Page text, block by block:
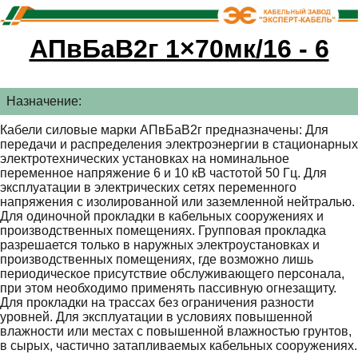
АПвБаВ2г 1×70мк/16 - 6
Назначение:
Кабели силовые марки АПвБаВ2г предназначены: Для
передачи и распределения электроэнергии в стационарных
электротехнических установках на номинальное
переменное напряжение 6 и 10 кВ частотой 50 Гц. Для
эксплуатации в электрических сетях переменного
напряжения с изолированной или заземленной нейтралью.
Для одиночной прокладки в кабельных сооружениях и
производственных помещениях. Групповая прокладка
разрешается только в наружных электроустановках и
производственных помещениях, где возможно лишь
периодическое присутствие обслуживающего персонала,
при этом необходимо применять пассивную огнезащиту.
Для прокладки на трассах без ограничения разности
уровней. Для эксплуатации в условиях повышенной
влажности или местах с повышенной влажностью грунтов,
в сырых, частично затапливаемых кабельных сооружениях.